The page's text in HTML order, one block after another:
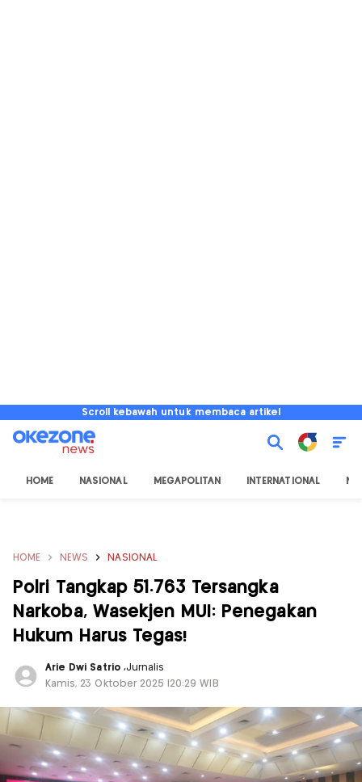
Scroll kebawah untuk membaca artikel
HOME NASIONAL MEGAPOLITAN INTERNATIONAL
HOME NEWS NASIONAL
Polri Tangkap 51.763 Tersangka
Narkoba, Wasekjen MUI: Penegakan
Hukum Harus Tegas!
Arie Dwi Satrio ,Jurnalis
Kamis, 23 Oktober 2025 |20:29 WIB